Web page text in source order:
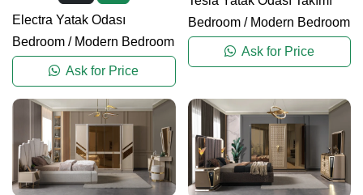
Electra Yatak Odası
Bedroom / Modern Bedroom
Ask for Price
Bedroom/ Modern Bedroom
Ask for Price